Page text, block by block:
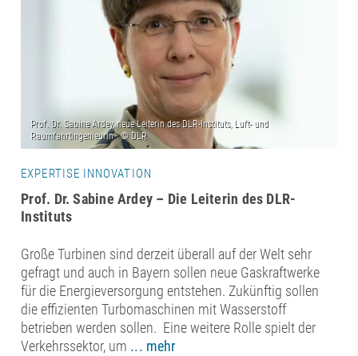
EXPERTISE INNOVATION
Prof. Dr. Sabine Ardey – Die Leiterin des DLR-
Instituts
Große Turbinen sind derzeit überall auf der Welt sehr
gefragt und auch in Bayern sollen neue Gaskraftwerke
für die Energieversorgung entstehen. Zukünftig sollen
die effizienten Turbomaschinen mit Wasserstoff
betrieben werden sollen. Eine weitere Rolle spielt der
Verkehrssektor, um ... mehr